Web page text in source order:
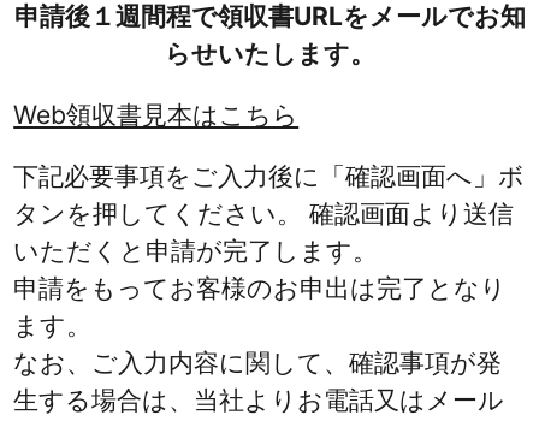
申請後１週間程で領収書URLをメールでお知
らせいたします。
Web領収書見本はこちら
下記必要事項をご入力後に「確認画面へ」ボ
タンを押してください。 確認画面より送信
いただくと申請が完了します。
申請をもってお客様のお申出は完了となり
ます。
なお、ご入力内容に関して、確認事項が発
生する場合は、当社よりお電話又はメール